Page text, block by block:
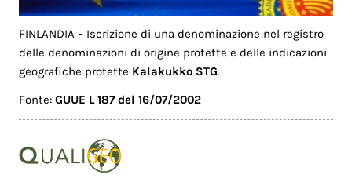
FINLANDIA – Iscrizione di una denominazione nel registro
delle denominazioni di origine protette e delle indicazioni
geografiche protette Kalakukko STG.
Fonte:GUUE L 187 del 16/07/2002